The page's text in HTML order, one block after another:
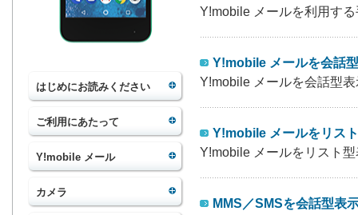
はじめにお読みください
ご利用にあたって
Y!mobile メール
カメラ
Y!mobile メールを利用す
Y!mobile メールを会話
Y!mobile メールを会話型
Y!mobile メールをリス
Y!mobile メールをリスト
MMS／SMSを会話型表